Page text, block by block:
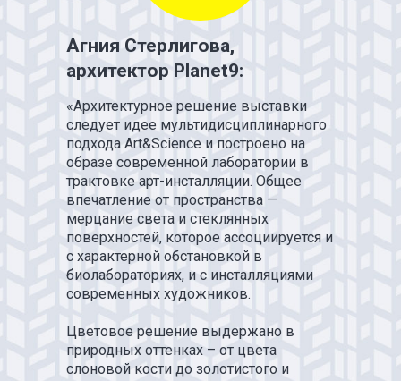
«Архитектурное решение выставки
следует идее мультидисциплинарного
подхода Art&Science и построено на
образе современной лаборатории в
трактовке арт-инсталляции. Общее
впечатление от пространства —
мерцание света и стеклянных
поверхностей, которое ассоциируется и
с характерной обстановкой в
биолабораториях, и с инсталляциями
современных художников.
Цветовое решение выдержано в
природных оттенках – от цвета
слоновой кости до золотистого и
Агния Стерлигова,
архитектор Planet9: